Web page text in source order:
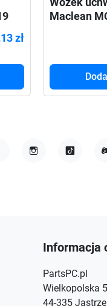
zł
Maclean
Informacja
PartsPC.pl
Wielkopolska
44-335